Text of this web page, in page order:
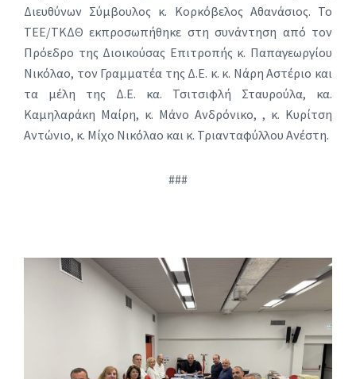
Διευθύνων Σύμβουλος κ. Κορκόβελος Αθανάσιος. Το
ΤΕΕ/ΤΚΔΘ εκπροσωπήθηκε στη συνάντηση από τον
Πρόεδρο της Διοικούσας Επιτροπής κ. Παπαγεωργίου
Νικόλαο, τoν Γραμματέα της Δ.Ε. κ. κ. Νάρη Αστέριο και
τα μέλη της Δ.Ε. κα. Τσιτσιφλή Σταυρούλα, κα.
Καμηλαράκη Μαίρη, κ. Μάνο Ανδρόνικο, , κ. Κυρίτση
Αντώνιο, κ. Μίχο Νικόλαο και κ. Τριανταφύλλου Ανέστη.
###